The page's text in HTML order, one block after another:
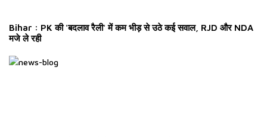
Bihar : PK की 'बदलाव रैली' में कम भीड़ से उठे कई सवाल, RJD और NDA
मजे ले रही